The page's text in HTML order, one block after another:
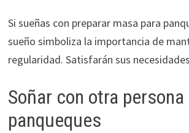
Si sueñas con preparar masa para
sueño simboliza la importancia de
regularidad. Satisfarán sus
Soñar con otra
panqueques